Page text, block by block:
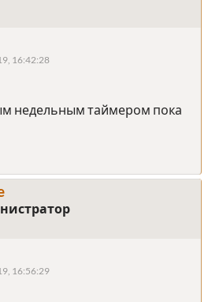
16:42:28
недельным таймером пока
16:56:29